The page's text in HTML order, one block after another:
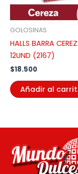
GOLOSINAS
HALLS BARRA
12UND (2167)
$18.500
Añadir al